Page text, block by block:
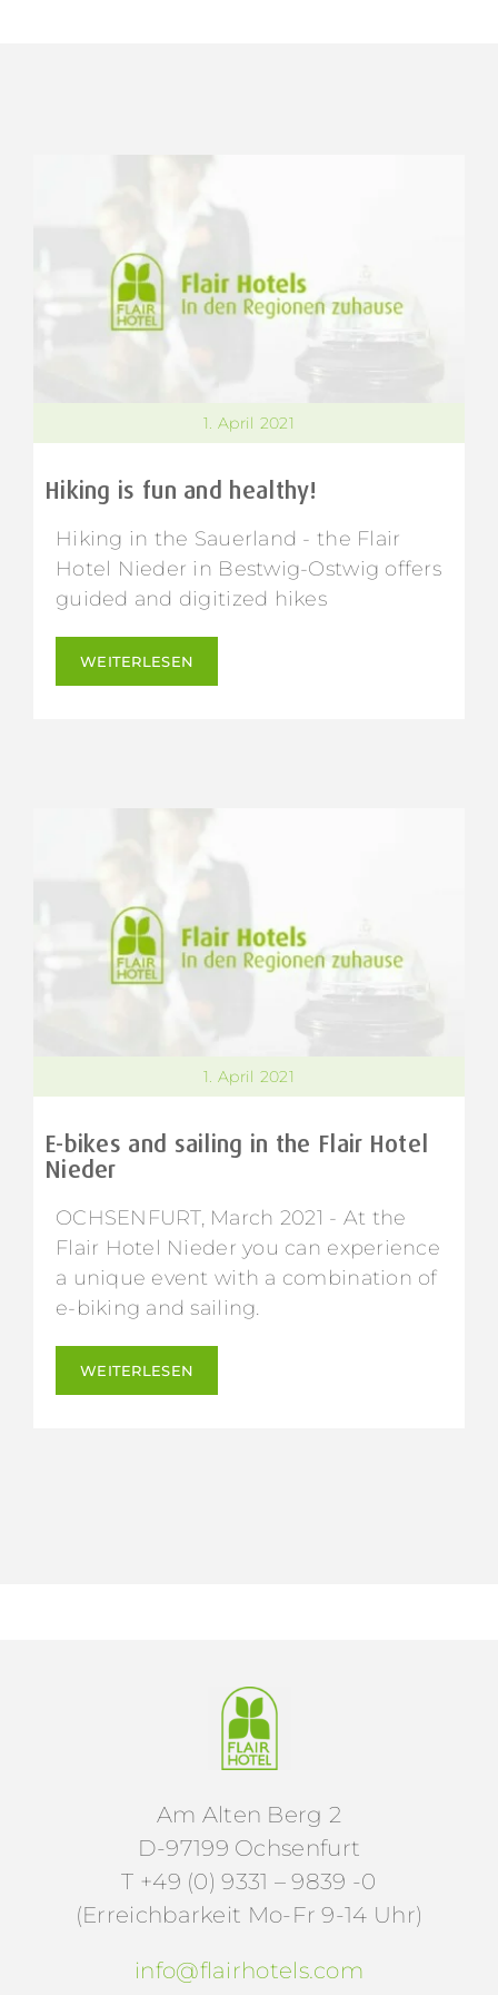
1. April 2021
Hiking is fun and healthy!
Hiking in the Sauerland - the Flair
Hotel Nieder in Bestwig-Ostwig offers
guided and digitized hikes
WEITERLESEN
1. April 2021
E-bikes and sailing in the Flair Hotel
Nieder
OCHSENFURT, March 2021 - At the
Flair Hotel Nieder you can experience
a unique event with a combination of
e-biking and sailing.
WEITERLESEN
Am Alten Berg 2
D-97199 Ochsenfurt
T +49 (0) 9331 – 9839 -0
(Erreichbarkeit Mo-Fr 9-14 Uhr)
info@flairhotels.com